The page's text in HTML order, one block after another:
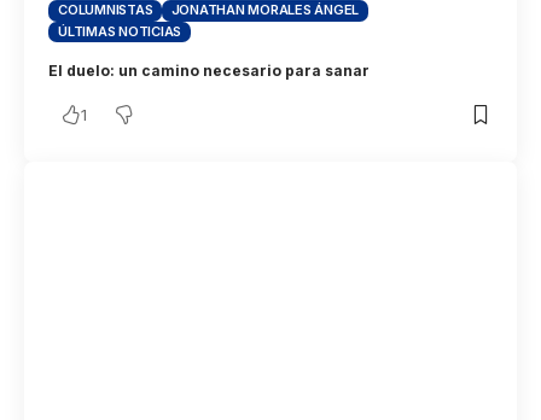
COLUMNISTAS
JONATHAN MORALES ÁNGEL
ÚLTIMAS NOTICIAS
El duelo: un camino necesario para sanar
1